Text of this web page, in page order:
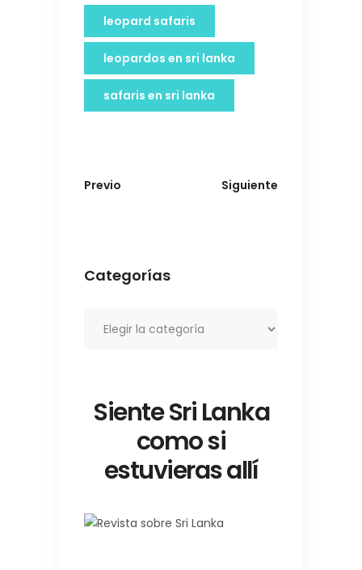
leopard safaris
leopardos en sri lanka
safaris en sri lanka
Previo Siguiente
Categorías
Siente Sri Lanka
como si
estuvieras allí